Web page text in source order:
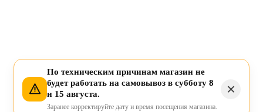
По техническим причинам магазин не
будет работать на самовывоз в субботу 8
и 15 августа.
Заранее корректируйте дату и время посещения магазина.